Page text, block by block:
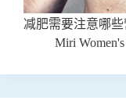
减肥需要注意哪
Miri